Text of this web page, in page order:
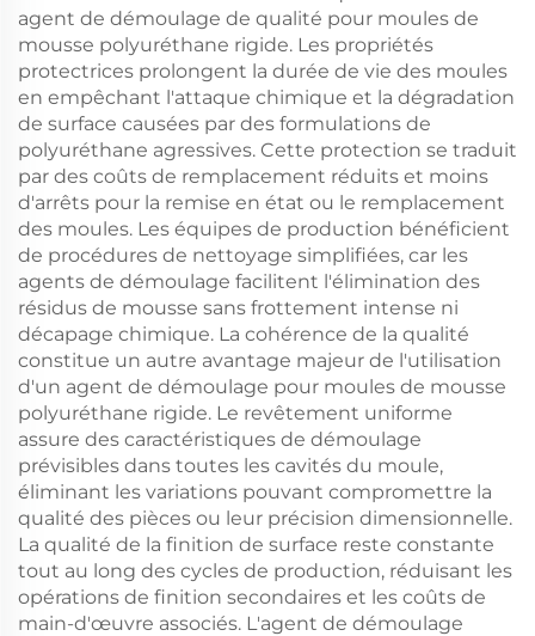
agent de démoulage de qualité pour moules de
mousse polyuréthane rigide. Les propriétés
protectrices prolongent la durée de vie des moules
en empêchant l'attaque chimique et la dégradation
de surface causées par des formulations de
polyuréthane agressives. Cette protection se traduit
par des coûts de remplacement réduits et moins
d'arrêts pour la remise en état ou le remplacement
des moules. Les équipes de production bénéficient
de procédures de nettoyage simplifiées, car les
agents de démoulage facilitent l'élimination des
résidus de mousse sans frottement intense ni
décapage chimique. La cohérence de la qualité
constitue un autre avantage majeur de l'utilisation
d'un agent de démoulage pour moules de mousse
polyuréthane rigide. Le revêtement uniforme
assure des caractéristiques de démoulage
prévisibles dans toutes les cavités du moule,
éliminant les variations pouvant compromettre la
qualité des pièces ou leur précision dimensionnelle.
La qualité de la finition de surface reste constante
tout au long des cycles de production, réduisant les
opérations de finition secondaires et les coûts de
main-d'œuvre associés. L'agent de démoulage